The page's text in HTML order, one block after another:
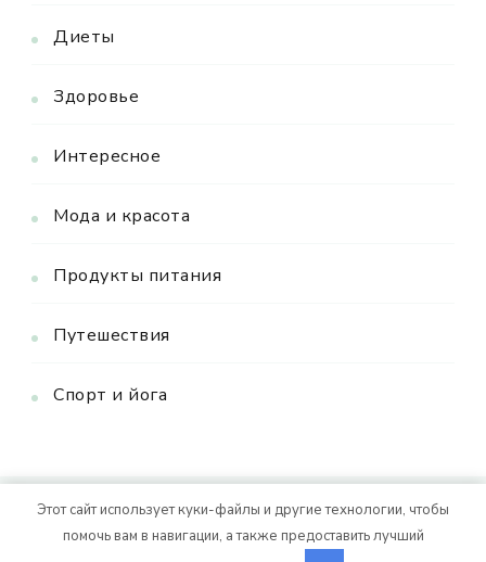
Диеты
Здоровье
Интересное
Мода и красота
Продукты питания
Путешествия
Спорт и йога
© Авторское право 2026 Vitality Life. Все права
защищены.CoachPress Lite | от автора
Этот сайт использует куки-файлы и другие технологии, чтобы
помочь вам в навигации, а также предоставить лучший